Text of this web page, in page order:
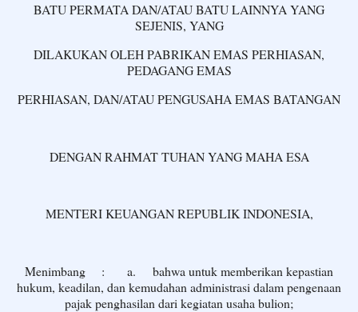
BATU PERMATA DAN/ATAU BATU LAINNYA YANG
SEJENIS, YANG
DILAKUKAN OLEH PABRIKAN EMAS PERHIASAN,
PEDAGANG EMAS
PERHIASAN, DAN/ATAU PENGUSAHA EMAS BATANGAN
DENGAN RAHMAT TUHAN YANG MAHA ESA
MENTERI KEUANGAN REPUBLIK INDONESIA,
Menimbang : a.
bahwa untuk memberikan kepastian
hukum, keadilan, dan kemudahan administrasi dalam pengenaan
pajak penghasilan dari kegiatan usaha bulion;